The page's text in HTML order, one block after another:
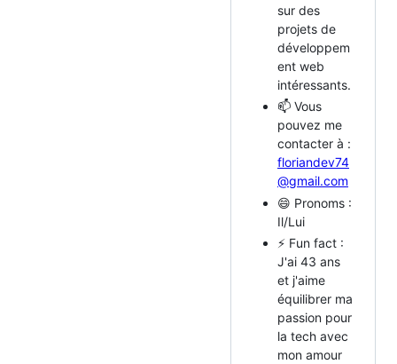
sur des
projets de
développem
ent web
intéressants.
📫 Vous
pouvez me
contacter à :
floriandev74
@gmail.com
😄 Pronoms :
Il/Lui
⚡ Fun fact :
J'ai 43 ans
et j'aime
équilibrer ma
passion pour
la tech avec
mon amour